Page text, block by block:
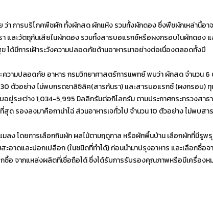
า การบริโภคพืชผัก ทั้งผักสด ผักแห้ง รวมทั้งผักดอง ซึ่งพืชผักเหล่านี้อา
และวัตถุกันเสียในผักดอง รวมทั้งสารบอแรกซ์หรือผงกรอบในผักดอง แ
ด้มีการเฝ้าระวังความปลอดภัยด้านอาหารมาอย่างต่อเนื่องตลอดทั้งปี
มปลอดภัย อาหาร กรมวิทยาศาสตร์การแพทย์ พบว่า ผักสด จำนวน 6
30 ตัวอย่าง ไม่พบกรดซาลิซิลิค(สารกันรา) และสารบอแรกซ์ (ผงกรอบ
ยู่ระหว่าง 1,034-5,995 มิลลิกรัมต่อกิโลกรัม ตามประกาศกระทรวงสา
ด รองลงมาคือกาน่าไฉ่ ส่วนอาหารเจทั่วไป จำนวน 10 ตัวอย่าง ไม่พบ
โดยการเลือกกินผัก ผลไม้ตามฤดูกาล หรือผักพื้นบ้าน เลือกผักที่มีรูพรุ
ะอาดและปอกเปลือก (ในชนิดที่ทำได้) ก่อนนำมาปรุงอาหาร และเลือกซื้อ
กซื้อ จากแหล่งผลิตที่เชื่อถือได้ ซึ่งได้รับการรับรองคุณภาพหรือมีเครื่อ